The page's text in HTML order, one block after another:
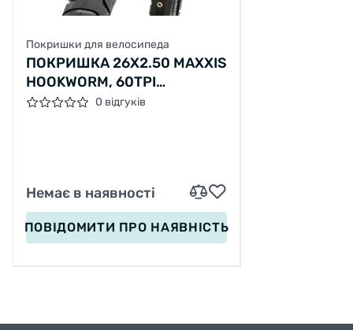
Покришки для велосипеда
ПОКРИШКА 26X2.50 MAXXIS
HOOKWORM, 60TPI
(ETB74255100)
0 відгуків
Немає в наявності
ПОВІДОМИТИ ПРО НАЯВНІСТЬ